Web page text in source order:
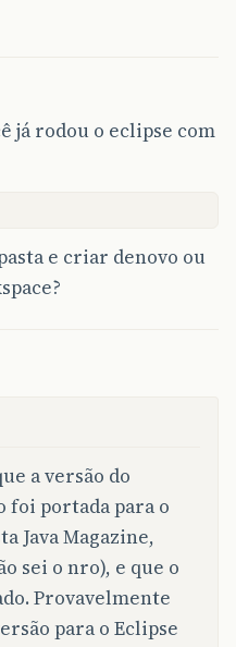
já rodou o eclipse com
e criar denovo ou
a versão do
foi portada para o
Java Magazine,
sei o nro), e que o
Provavelmente
para o Eclipse